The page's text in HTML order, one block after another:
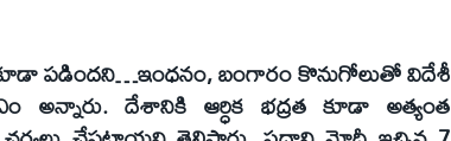
పడిందని…ఇంధనం, బంగారం కొనుగోలుతో విదేశీ
అన్నారు. దేశానికి ఆర్ధిక భద్రత కూడా అత్యంత